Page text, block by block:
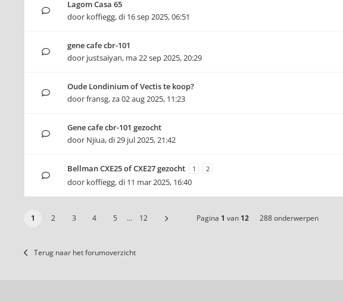
Lagom Casa 65
door koffiegg,di 16 sep 2025, 06:51
gene cafe cbr-101
door justsaiyan, ma 22 sep 2025, 20:29
Oude Londinium of Vectis te koop?
doorfransg,za 02 aug 2025, 11:23
Gene cafe cbr-101 gezocht
door Njiua,di 29 jul 2025, 21:42
Bellman CXE25 of CXE27 gezocht 1 2
door koffiegg,di 11 mar 2025, 16:40
1 2 3 4 5 … 12 Pagina 1 van 12 288 onderwerpen
Terug naar het forumoverzicht